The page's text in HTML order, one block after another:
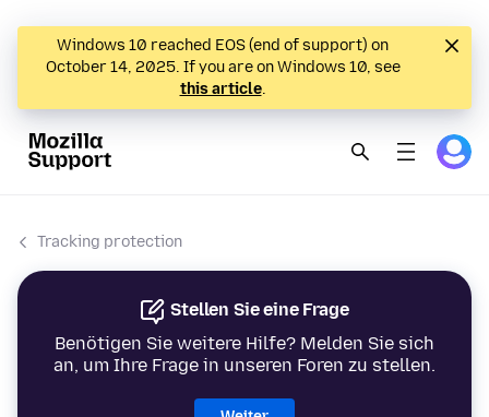
Windows 10 reached EOS (end of support) on
October 14, 2025. If you are on Windows 10, see
this article.
Tracking protection
Stellen Sie eine Frage
Benötigen Sie weitere Hilfe? Melden Sie sich
an, um Ihre Frage in unseren Foren zu stellen.